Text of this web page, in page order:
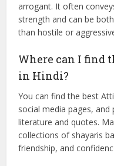
poetic and stylish.
Is Attitude
rude or arrogant?
No, Attitude Shayari is
strength and can be
than hostile or
Where can I find
in Hindi?